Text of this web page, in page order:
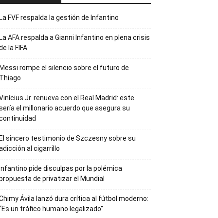
La FVF respalda la gestión de Infantino
La AFA respalda a Gianni Infantino en plena crisis
la FIFA
Messi rompe el silencio sobre el futuro de
Thiago
Jr. renueva con el Real Madrid: este
el millonario acuerdo que asegura su
El sincero testimonio de Szczesny sobre su
al cigarrillo
Infantino pide disculpas por la polémica
de privatizar el Mundial
Ávila lanzó dura crítica al fútbol moderno:
un tráfico humano legalizado”